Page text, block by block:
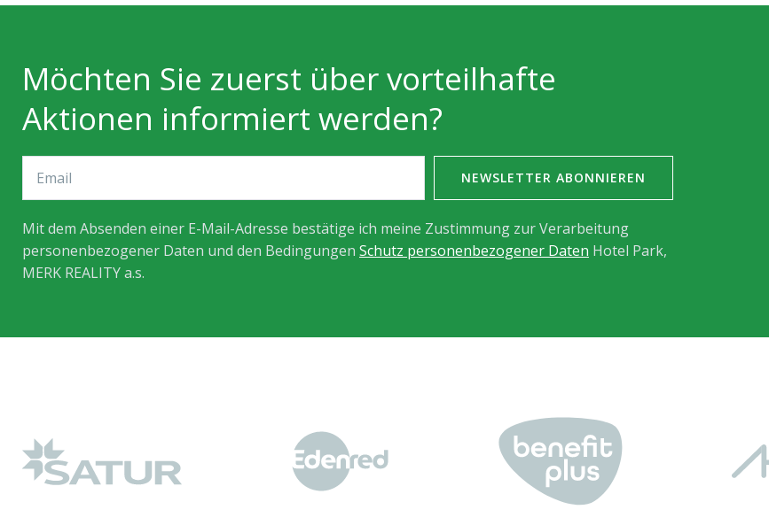
Möchten Sie zuerst über vorteilhafte
Aktionen informiert werden?
NEWSLETTER ABONNIEREN
Mit dem Absenden einer E-Mail-Adresse bestätige ich meine Zustimmung zur Verarbeitung
personenbezogener Daten und den Bedingungen Schutz personenbezogener Daten Hotel Park,
MERK REALITY a.s.